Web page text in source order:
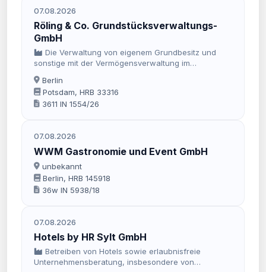
07.08.2026
Röling & Co. Grundstücksverwaltungs-
GmbH
Die Verwaltung von eigenem Grundbesitz und
sonstige mit der Vermögensverwaltung im
Zusammenhang stehende Geschäfte.
Berlin
Potsdam, HRB 33316
3611 IN 1554/26
07.08.2026
WWM Gastronomie und Event GmbH
unbekannt
Berlin, HRB 145918
36w IN 5938/18
07.08.2026
Hotels by HR Sylt GmbH
Betreiben von Hotels sowie erlaubnisfreie
Unternehmensberatung, insbesondere von